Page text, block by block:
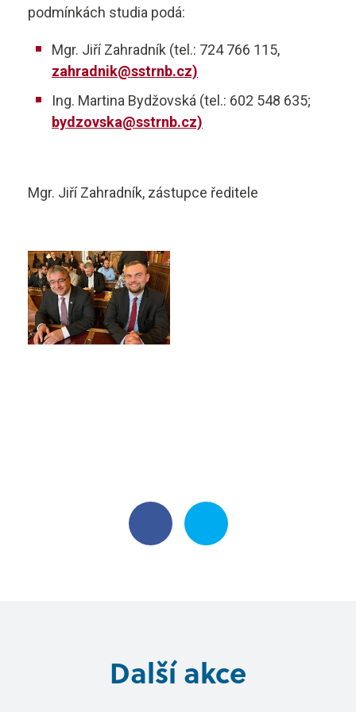
podmínkách studia podá:
Mgr. Jiří Zahradník (tel.: 724 766 115,
zahradnik@sstrnb.cz)
Ing. Martina Bydžovská (tel.: 602 548 635;
bydzovska@sstrnb.cz)
Mgr. Jiří Zahradník, zástupce ředitele
Další akce